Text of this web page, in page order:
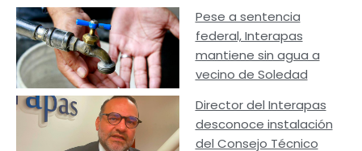
Pese a sentencia
federal, Interapas
mantiene sin agua a
vecino de Soledad
Director del Interapas
desconoce instalación
del Consejo Técnico